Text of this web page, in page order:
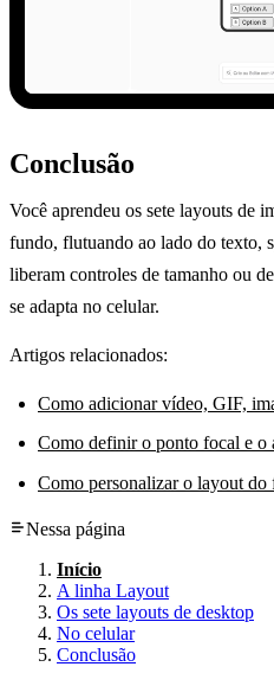
Conclusão
Você aprendeu os sete layouts de
fundo, flutuando ao lado do texto,
liberam controles de tamanho ou
se adapta no celular.
Artigos relacionados:
Como adicionar vídeo, GIF,
Como definir o ponto focal e o
Como personalizar o layout
Nessa página
Início
A linha Layout
Os sete layouts de desktop
No celular
Conclusão